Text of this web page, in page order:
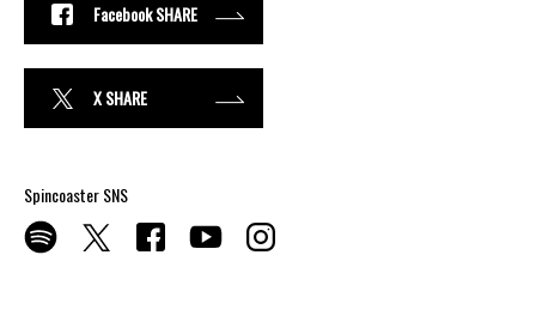
Facebook SHARE
X SHARE
Spincoaster SNS